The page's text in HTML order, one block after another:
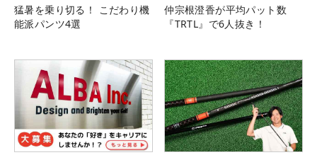
猛暑を乗り切る！ こだわり機
能派パンツ4選
仲宗根澄香が平均パット数
『TRTL』で6人抜き！